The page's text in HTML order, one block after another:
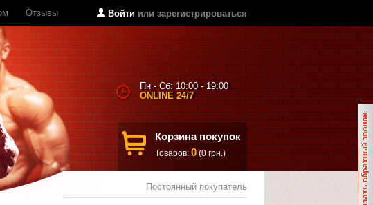
Отзывы Войти или зарегистрироваться
Пн - Сб: 10:00 - 19:00
ONLINE 24/7
Корзина покупок
Товаров: 0 (0 грн.)
Постоянный покупатель